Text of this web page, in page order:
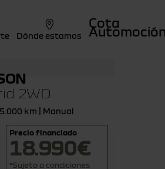
Dónde estamos
Cota
2WD
km | Manual
Precio financiado
18.990€
*Sujeto a condiciones